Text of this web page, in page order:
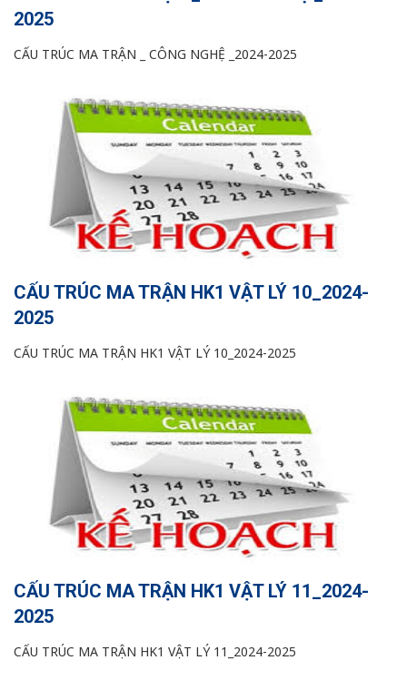
2025
CẤU TRÚC MA TRẬN _ CÔNG NGHỆ _2024-2025
CẤU TRÚC MA TRẬN HK1 VẬT LÝ 10_2024-
2025
CẤU TRÚC MA TRẬN HK1 VẬT LÝ 10_2024-2025
CẤU TRÚC MA TRẬN HK1 VẬT LÝ 11_2024-
2025
CẤU TRÚC MA TRẬN HK1 VẬT LÝ 11_2024-2025